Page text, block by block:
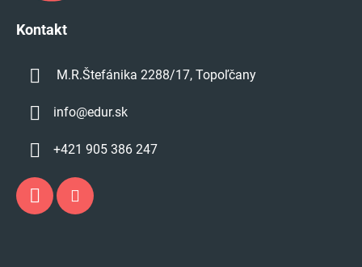
Kontakt
M.R.Štefánika 2288/17, Topoľčany
info@edur.sk
+421 905 386 247